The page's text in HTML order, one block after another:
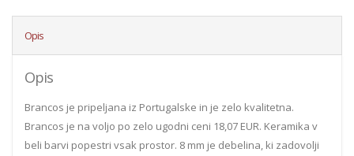
Opis
Opis
Brancos je pripeljana iz Portugalske in je zelo kvalitetna.
Brancos je na voljo po zelo ugodni ceni 18,07 EUR. Keramika v
beli barvi popestri vsak prostor. 8 mm je debelina, ki zadovolji